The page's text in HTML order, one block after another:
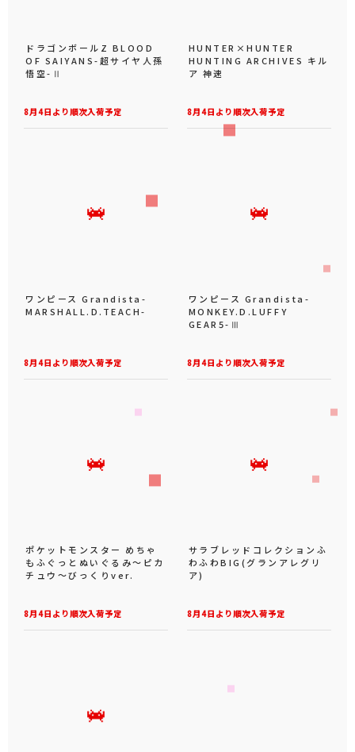
8月4日より順次入荷予定
ドラゴンボールZ BLOOD
OF SAIYANS-超サイヤ人孫
悟空-Ⅱ
8月4日より順次入荷予定
HUNTER×HUNTER
HUNTING ARCHIVES キル
ア 神速
8月4日より順次入荷予定
ワンピース Grandista-
MARSHALL.D.TEACH-
8月4日より順次入荷予定
ワンピース Grandista-
MONKEY.D.LUFFY
GEAR5-Ⅲ
8月4日より順次入荷予定
ポケットモンスター めちゃ
もふぐっとぬいぐるみ～ピカ
チュウ～びっくりver.
8月4日より順次入荷予定
サラブレッドコレクションふ
わふわBIG(グランアレグリ
ア)